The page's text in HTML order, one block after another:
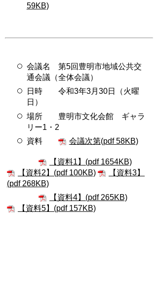
59KB)
会議名 第5回豊明市地域公共交
通会議（全体会議）
日時 令和3年3月30日（火曜
日）
場所 豊明市文化会館 ギャラ
リー1・2
資料
会議次第(pdf 58KB)
【資料1】(pdf 1654KB)
【資料2】(pdf 100KB)
【資料3】
(pdf 268KB)
【資料4】(pdf 265KB)
【資料5】(pdf 157KB)